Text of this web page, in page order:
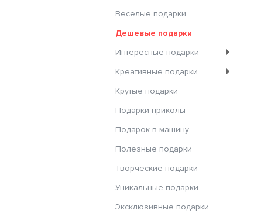
Веселые подарки
Дешевые подарки
Интересные подарки
Креативные подарки
Крутые подарки
Подарки приколы
Подарок в машину
Полезные подарки
Творческие подарки
Уникальные подарки
Эксклюзивные подарки